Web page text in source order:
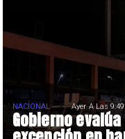
Gobierno
NACIONAL Ayer A Las 9:49